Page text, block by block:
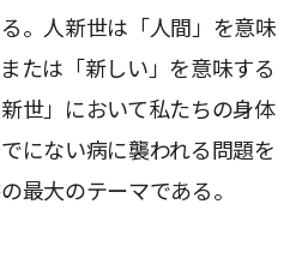
。人新世は「人間」を意味
たは「新しい」を意味する
世」において私たちの身体
にない病に襲われる問題を
最大のテーマである。